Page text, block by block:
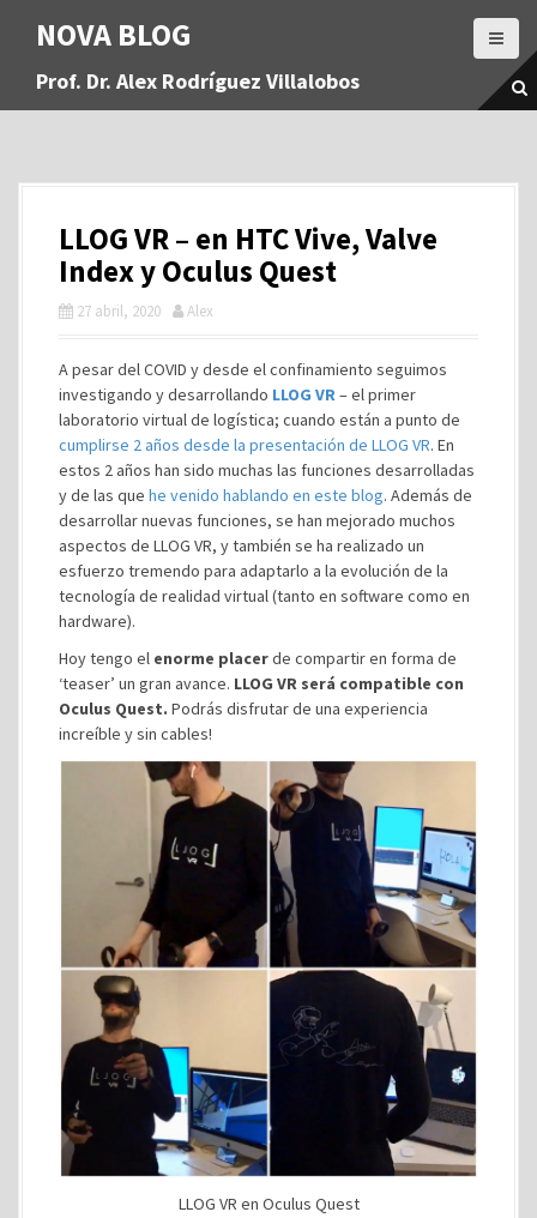
a
NOVA BLOG
Prof. Dr. Alex Rodríguez Villalobos
LLOG VR – en HTC Vive, Valve
Index y Oculus Quest
27 abril, 2020 Alex
A pesar del COVID y desde el confinamiento seguimos
investigando y desarrollando LLOG VR– el primer
laboratorio virtual de logística; cuando están a punto de
cumplirse 2 años desde la presentación de LLOG VR. En
estos 2 años han sido muchas las funciones desarrolladas
y de las que he venido hablando en este blog. Además de
desarrollar nuevas funciones, se han mejorado muchos
aspectos de LLOG VR, y también se ha realizado un
esfuerzo tremendo para adaptarlo a la evolución de la
tecnología de realidad virtual (tanto en software como en
hardware).
Hoy tengo el enorme placerde compartir en forma de
‘teaser’ un gran avance. LLOG VR será compatible con
Oculus Quest. Podrás disfrutar de una experiencia
increíble y sin cables!
LLOG VR en Oculus Quest